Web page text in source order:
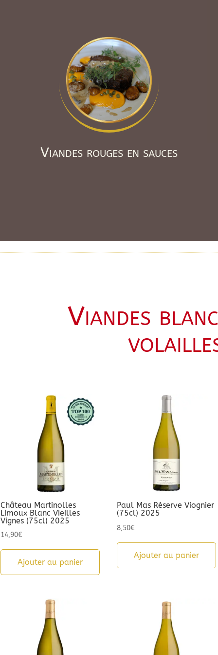
Viandes rouges en sauces
Viandes
Château Martinolles
Limoux Blanc Vieilles
Vignes (75cl) 2025
14,90€
Ajouter au panier
Paul Mas Réserve Viognier
(75cl) 2025
8,50€
Ajouter au panier